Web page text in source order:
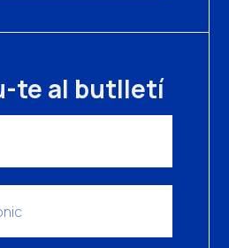
te al butlletí